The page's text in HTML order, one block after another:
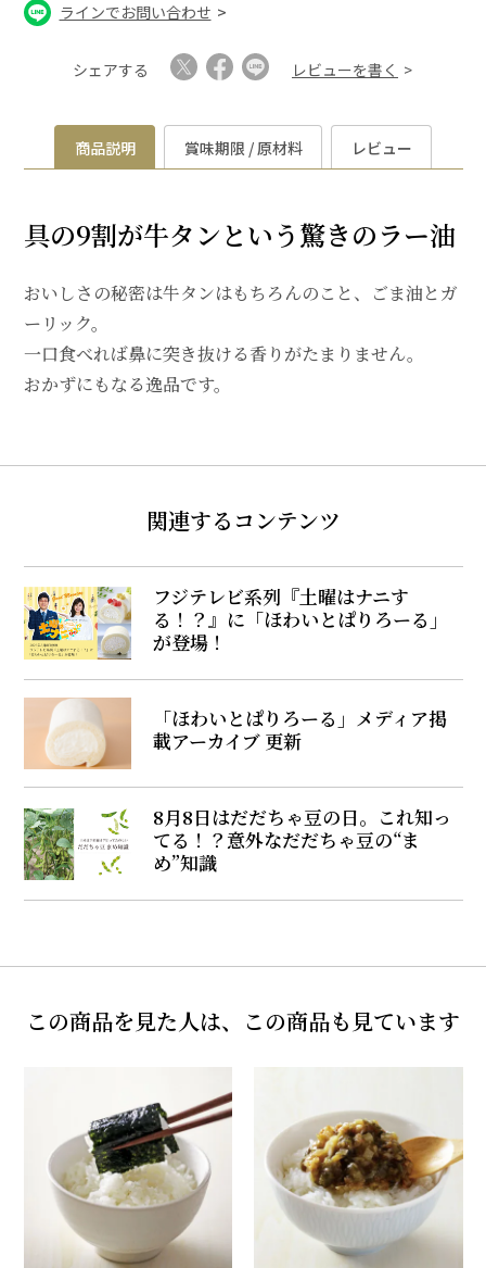
ラインでお問い合わせ
シェアする レビューを書く
商品説明 賞味期限 / 原材料 レビュー
具の9割が牛タンという驚きのラー油
おいしさの秘密は牛タンはもちろんのこと、ごま油とガ
ーリック。
一口食べれば鼻に突き抜ける香りがたまりません。
おかずにもなる逸品です。
関連するコンテンツ
フジテレビ系列『土曜はナニす
る！？』に「ほわいとぱりろーる」
が登場！
「ほわいとぱりろーる」メディア掲
載アーカイブ 更新
8月8日はだだちゃ豆の日。これ知っ
てる！？意外なだだちゃ豆の“ま
め”知識
この商品を見た人は、この商品も見ています